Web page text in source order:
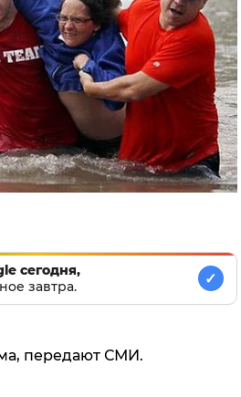
сегодня,
завтра.
✓
передают СМИ.